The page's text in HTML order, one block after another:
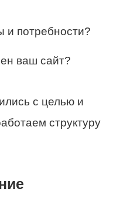
и потребности?
ваш сайт?
с целью и
структуру